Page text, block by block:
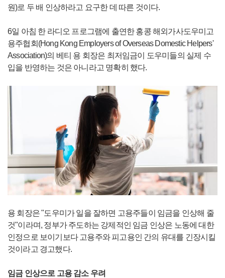
원)로 두 배 인상하라고 요구한 데 따른 것이다.
6일 아침 한 라디오 프로그램에 출연한 홍콩 해외가사도우미고
용주협회(Hong Kong Employers of Overseas Domestic Helpers'
Association)의 베티 용 회장은 최저임금이 도우미들의 실제 수
입을 반영하는 것은 아니라고 명확히 했다.
용 회장은 "도우미가 일을 잘하면 고용주들이 임금을 인상해 줄
것"이라며, 정부가 주도하는 강제적인 임금 인상은 노동에 대한
인정으로 보이기보다 고용주와 피고용인 간의 유대를 긴장시킬
것이라고 경고했다.
임금 인상으로 고용 감소 우려